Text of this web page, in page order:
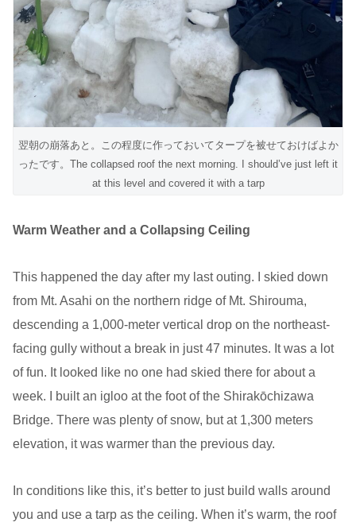
翌朝の崩落あと。この程度に作っておいてタープを被せておけばよか
ったです。The collapsed roof the next morning. I should’ve just left it
at this level and covered it with a tarp
Warm Weather and a Collapsing Ceiling
This happened the day after my last outing. I skied down
from Mt. Asahi on the northern ridge of Mt. Shirouma,
descending a 1,000-meter vertical drop on the northeast-
facing gully without a break in just 47 minutes. It was a lot
of fun. It looked like no one had skied there for about a
week. I built an igloo at the foot of the Shirakōchizawa
Bridge. There was plenty of snow, but at 1,300 meters
elevation, it was warmer than the previous day.
In conditions like this, it’s better to just build walls around
you and use a tarp as the ceiling. When it’s warm, the roof